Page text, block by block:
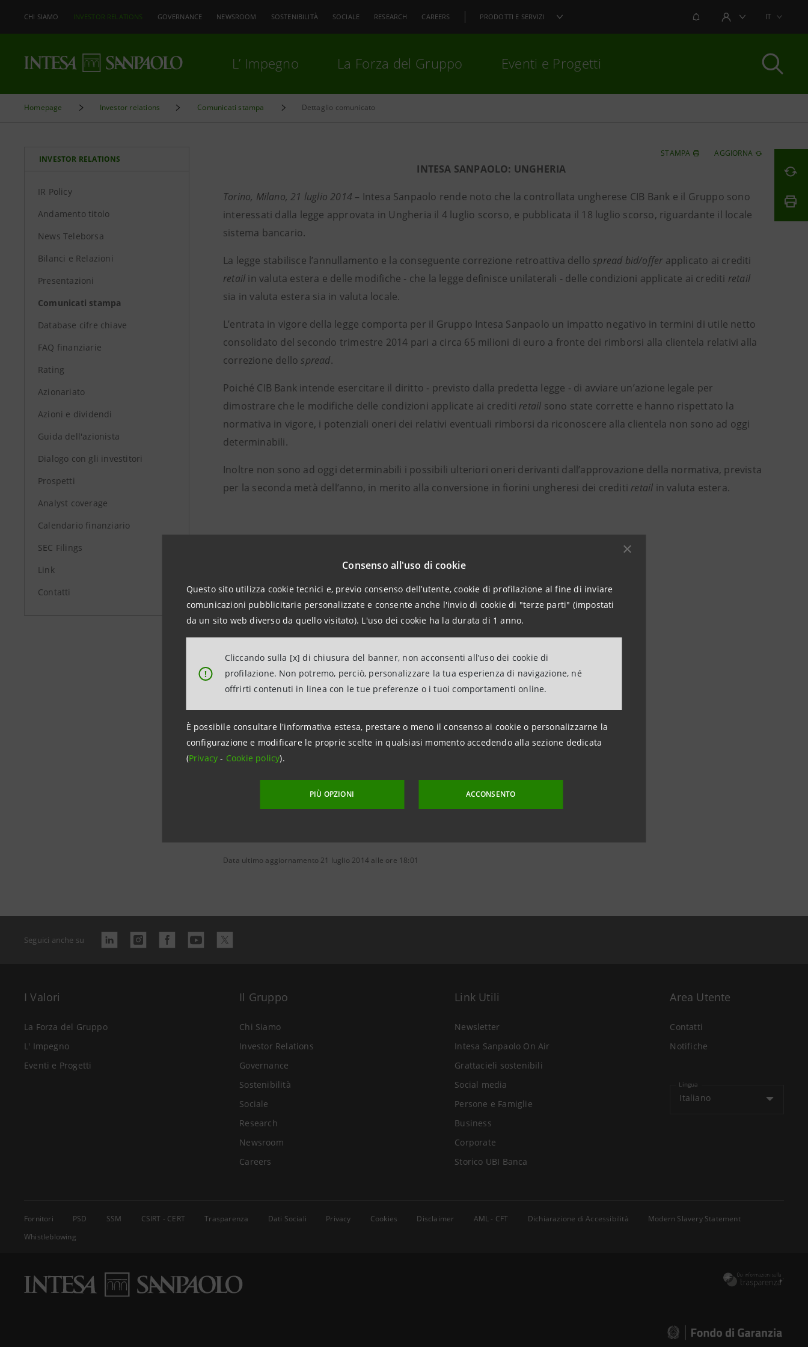
Consenso all'uso di cookie
Questo sito utilizza cookie tecnici e, previo consenso dell’utente, cookie di profilazione al fine di inviare
comunicazioni pubblicitarie personalizzate e consente anche l'invio di cookie di "terze parti" (impostati
da un sito web diverso da quello visitato). L'uso dei cookie ha la durata di 1 anno.
!
Cliccando sulla [x] di chiusura del banner, non acconsenti all’uso dei cookie di
profilazione. Non potremo, perciò, personalizzare la tua esperienza di navigazione, né
offrirti contenuti in linea con le tue preferenze o i tuoi comportamenti online.
È possibile consultare l'informativa estesa, prestare o meno il consenso ai cookie o personalizzarne la
configurazione e modificare le proprie scelte in qualsiasi momento accedendo alla sezione dedicata
(Privacy- Cookie policy).
PIÙ OPZIONI ACCONSENTO
CHI SIAMO INVESTOR RELATIONS GOVERNANCE NEWSROOM SOSTENIBILITÀ SOCIALE RESEARCH CAREERS PRODOTTI E SERVIZI NOTIFICHEAREA UTENTEIT
L’ Impegno La Forza del Gruppo Eventi e Progetti
Homepage Investor relations Comunicati stampa Dettaglio comunicato
INVESTOR RELATIONS
IR Policy
Andamento titolo
News Teleborsa
Bilanci e Relazioni
Presentazioni
Comunicati stampa
Database cifre chiave
FAQ finanziarie
Rating
Azionariato
Azioni e dividendi
Guida dell'azionista
Dialogo con gli investitori
Prospetti
Analyst coverage
Calendario finanziario
SEC Filings
Link
Contatti
STAMPA AGGIORNA
INTESA SANPAOLO: UNGHERIA
Torino, Milano, 21 luglio 2014 – Intesa Sanpaolo rende noto che la controllata ungherese CIB Bank e il Gruppo sono
interessati dalla legge approvata in Ungheria il 4 luglio scorso, e pubblicata il 18 luglio scorso, riguardante il locale
sistema bancario.
La legge stabilisce l’annullamento e la conseguente correzione retroattiva dellospread bid/offerapplicato ai crediti
retail in valuta estera e delle modifiche - che la legge definisce unilaterali - delle condizioni applicate ai crediti retail
sia in valuta estera sia in valuta locale.
L’entrata in vigore della legge comporta per il Gruppo Intesa Sanpaolo un impatto negativo in termini di utile netto
consolidato del secondo trimestre 2014 pari a circa 65 milioni di euro a fronte dei rimborsi alla clientela relativi alla
correzione dellospread.
Poiché CIB Bank intende esercitare il diritto - previsto dalla predetta legge - di avviare un’azione legale per
dimostrare che le modifiche delle condizioni applicate ai crediti retail sono state corrette e hanno rispettato la
normativa in vigore, i potenziali oneri dei relativi eventuali rimborsi da riconoscere alla clientela non sono ad oggi
determinabili.
Inoltre non sono ad oggi determinabili i possibili ulteriori oneri derivanti dall’approvazione della normativa, prevista
per la seconda metà dell’anno, in merito alla conversione in fiorini ungheresi dei crediti retail in valuta estera.
+39.02.87943180
investor.relations@intesasanpaolo.com
Media Relations
+39.02.87963531
stampa@intesasanpaolo.com
Data ultimo aggiornamento 21 luglio 2014 alle ore 18:01
Seguici anche su
I Valori
La Forza del Gruppo
L' Impegno
Eventi e Progetti
Il Gruppo
Chi Siamo
Investor Relations
Governance
Sostenibilità
Sociale
Research
Newsroom
Careers
Link Utili
Newsletter
Intesa Sanpaolo On Air
Grattacieli sostenibili
Social media
Persone e Famiglie
Business
Corporate
Storico UBI Banca
Area Utente
Contatti
Notifiche
Lingua
Italiano
Fornitori PSD SSM CSIRT - CERT Trasparenza Dati Sociali Privacy Cookies Disclaimer AML - CFT Dichiarazione di Accessibilità
Modern Slavery Statement
Whistleblowing